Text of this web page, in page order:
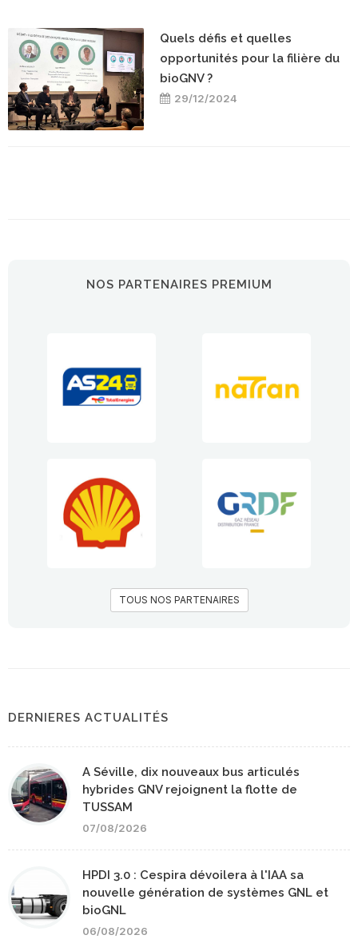
Quels défis et quelles
opportunités pour la filière du
bioGNV ?
29/12/2024
NOS PARTENAIRES PREMIUM
TOUS NOS PARTENAIRES
DERNIERES ACTUALITÉS
A Séville, dix nouveaux bus articulés
hybrides GNV rejoignent la flotte de
TUSSAM
07/08/2026
HPDI 3.0 : Cespira dévoilera à l'IAA sa
nouvelle génération de systèmes GNL et
bioGNL
06/08/2026